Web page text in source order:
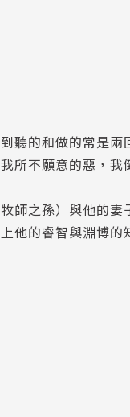
聽的和做的常是
所不願意的惡，
師之孫）與他的
他的睿智與淵博